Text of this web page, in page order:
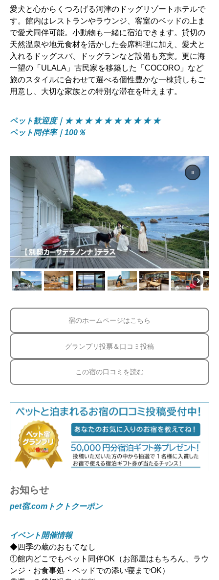
愛犬と心からくつろげる河津のドッグリゾートホテルで
す。館内はレストランやラウンジ、客室のベッドの上ま
で愛犬同伴可能。小動物も一緒に宿泊できます。貸切の
天然温泉や地元食材を活かした会席料理に加え、愛犬と
入れるドッグスパ、ドッグランなど設備も充実。更に海
一望の「ULALA」古民家を移築した「COCORO」など
旅のスタイルに合わせて選べる個性豊かな一棟貸しもご
用意し、大切な家族との特別な滞在を叶えます。
ペット歓迎度｜★ ★ ★ ★ ★ ★ ★ ★ ★ ★
ペット同伴率｜100％
宿のホームページはこちら
グランプリ投票＆口コミ投稿
この宿の口コミを読む
お知らせ
pet宿.comトクトクーポン
イベント開催情報
◆四季の蔵のおもてなし
①館内どこでもペット同伴OK（お部屋はもちろん、ラウ
ンジ・お食事処・ベッドでの添い寝までOK）